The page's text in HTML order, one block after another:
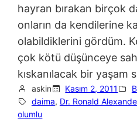
hayran bırakan birçok
onların da kendilerine
olabildiklerini gördüm.
çok kötü düşünceye
kıskanılacak bir yaşam
askin Kasım 2, 2011
daima, Dr. Ronald
olumlu